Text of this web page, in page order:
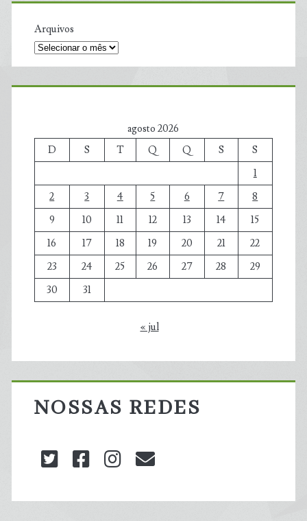
Arquivos
agosto 2026
D
S T Q Q S
S
1
2
3 4 5 6 7
8
9
10 11 12 13 14
15
16
17 18 19 20 21
22
23
24 25 26 27 28
29
30
31
« jul
NOSSAS REDES
twitterfacebookinstagram